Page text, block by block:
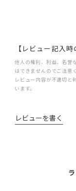
【レビュー記入時
他人の権利、利益、名誉
はできませんのでご注意
レビュー内容が不適切と
います。
レビューを書く